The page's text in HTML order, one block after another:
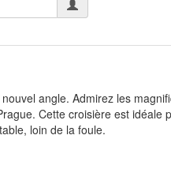
angle. Admirez les
Cette croisière est idéale
loin de la foule.